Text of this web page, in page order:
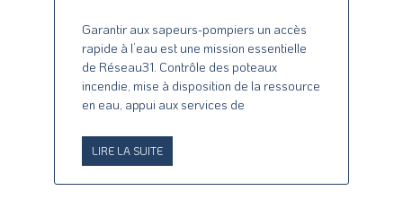
Garantir aux sapeurs-pompiers un accès
rapide à l’eau est une mission essentielle
de Réseau31. Contrôle des poteaux
incendie, mise à disposition de la ressource
en eau, appui aux services de
LIRE LA SUITE